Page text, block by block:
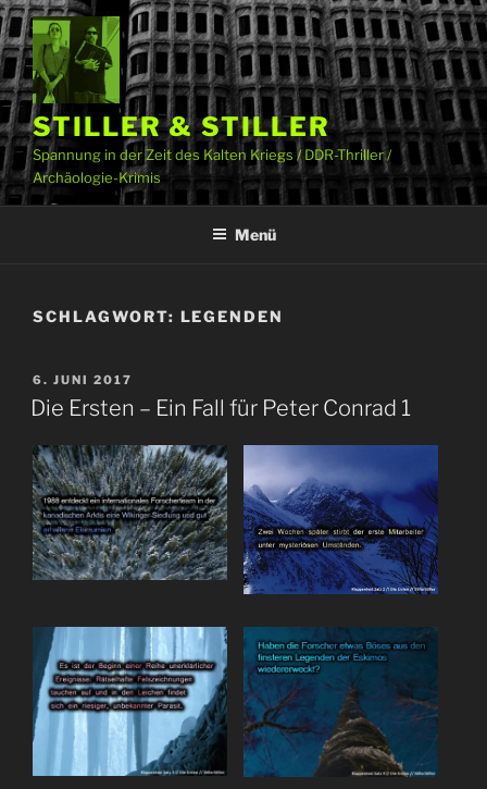
Zum
Inhalt
springen
STILLER & STILLER
Spannung in der Zeit des Kalten Kriegs / DDR-Thriller /
Archäologie-Krimis
Menü
SCHLAGWORT: LEGENDEN
VERÖFFENTLICHT
AM
6. JUNI 2017
Die Ersten – Ein Fall für Peter Conrad 1